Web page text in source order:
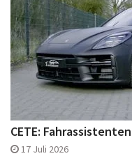
CETE:
17 Juli 2026